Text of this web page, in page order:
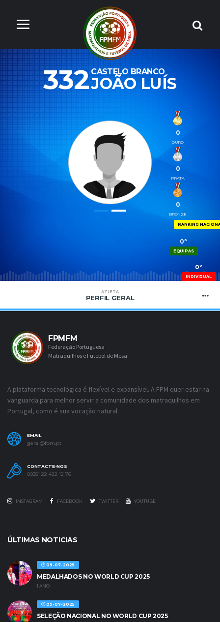
332CASTELO BRANCO
JOÃO LUÍS
0
OURO
0
PRATA
0
BRONZE
RANKING
0º
EQUIPAS
0º
INDIVIDUAL
ATLETA
PERFIL GERAL
FPMFM
Federação Portuguesa
Matraquilhos e Futebol de Mesa
A plataforma tecnológica é flexível e expansível. A FPM quer estar na
vanguarda para melhor servir a comunidade dos matraquilhos em
Portugal, como é sua vocação natural.
EMAIL
geral@fpm.pt
CONTACTE-NOS
00351 22 422 12 76
INSTAGRAM FACEBOOK TWITTER YOUTUBE
ÚLTIMAS NOTICIAS
09-07-2025
MEDALHADOS NO WORLD CUP 2025
1 ANO
09-07-2025
SELEÇÃO NACIONAL NO WORLD CUP 2025